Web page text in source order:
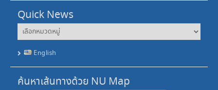
Quick News
Quick
News
English
ค้นหาเส้นทางด้วย NU Map